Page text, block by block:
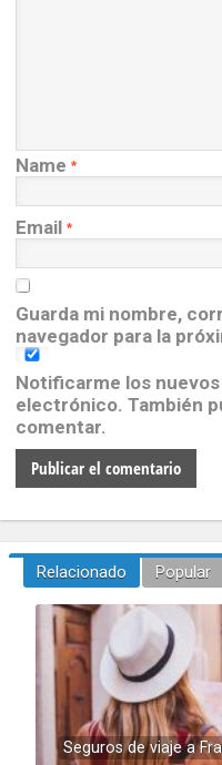
inmobiliario/
• francés para viajar
para-viajar/
• y mucho más!
Stéphanie
Name *
Email *
Guarda mi nombre,
navegador para la
Notificarme los
electrónico. También
comentar.
Relacionado Popular
Seguros de viaje a